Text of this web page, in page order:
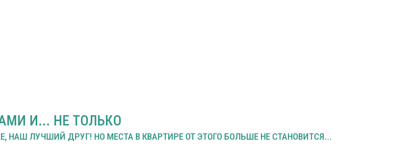
И... НЕ ТОЛЬКО
НАШ ЛУЧШИЙ ДРУГ! НО МЕСТА В КВАРТИРЕ ОТ ЭТОГО БОЛЬШЕ НЕ СТАНОВИТСЯ...